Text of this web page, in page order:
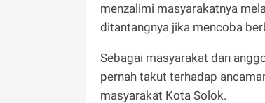
menzalimi masyarakatnya
ditantangnya jika mencoba
Sebagai masyarakat dan
pernah takut terhadap
masyarakat Kota Solok.